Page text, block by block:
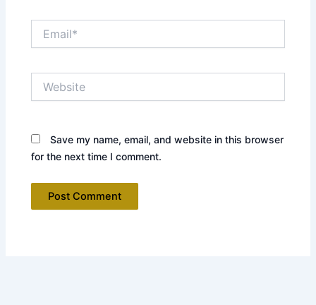
Save my name, email, and website in this browser
for the next time I comment.